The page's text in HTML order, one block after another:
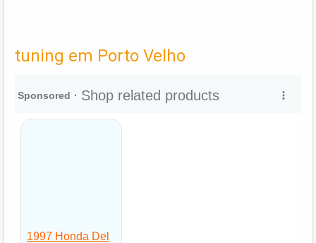
tuning em Porto Velho